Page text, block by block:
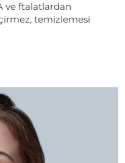
ve ftalatlardan
temizlemesi